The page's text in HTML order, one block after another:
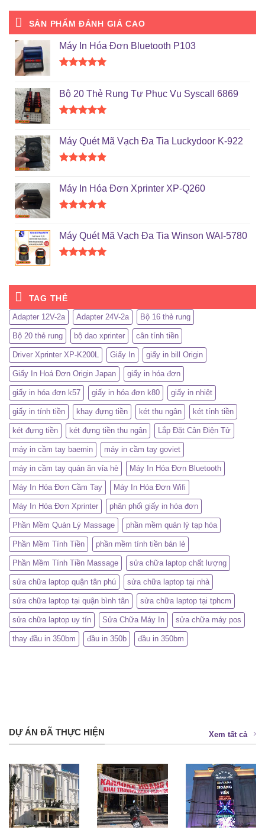
SẢN PHẨM ĐÁNH GIÁ CAO
Máy In Hóa Đơn Bluetooth P103
5 sao
Bộ 20 Thẻ Rung Tự Phục Vụ Syscall 6869
5 sao
Máy Quét Mã Vạch Đa Tia Luckydoor K-922
5 sao
Máy In Hóa Đơn Xprinter XP-Q260
5 sao
Máy Quét Mã Vạch Đa Tia Winson WAI-5780
5 sao
TAG THẺ
Adapter 12V-2a Adapter 24V-2a Bộ 16 thẻ rung
Bộ 20 thẻ rung bộ dao xprinter cân tính tiền
Driver Xprinter XP-K200L Giấy In giấy in bill Origin
Giấy In Hoá Đơn Origin Japan giấy in hóa đơn
giấy in hóa đơn k57 giấy in hóa đơn k80 giấy in nhiệt
giấy in tính tiền khay đựng tiền két thu ngân két tính tiền
két đựng tiền két đựng tiền thu ngân Lắp Đặt Cân Điện Tử
máy in cầm tay baemin máy in cầm tay goviet
máy in cầm tay quán ăn vỉa hè Máy In Hóa Đơn Bluetooth
Máy In Hóa Đơn Cầm Tay Máy In Hóa Đơn Wifi
Máy In Hóa Đơn Xprinter phân phối giấy in hóa đơn
Phần Mềm Quản Lý Massage phần mềm quản lý tạp hóa
Phần Mềm Tính Tiền phần mềm tính tiền bán lẻ
Phần Mềm Tính Tiền Massage sửa chữa laptop chất lượng
sửa chữa laptop quận tân phú sửa chữa laptop tại nhà
sửa chữa laptop tại quận bình tân sửa chữa laptop tại tphcm
sửa chữa laptop uy tín Sửa Chữa Máy In sửa chữa máy pos
thay đầu in 350bm đầu in 350b đầu in 350bm
DỰ ÁN ĐÃ THỰC HIỆN Xem tất cả